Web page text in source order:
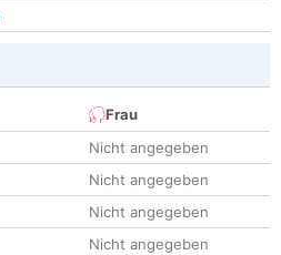
Frau
Nicht angegeben
Nicht angegeben
Nicht angegeben
Nicht angegeben